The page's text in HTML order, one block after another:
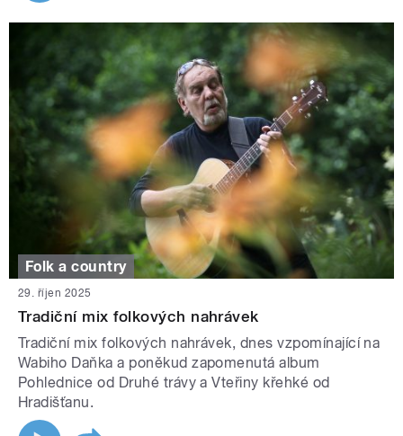
Folk a country
29. říjen 2025
Tradiční mix folkových nahrávek
Tradiční mix folkových nahrávek, dnes vzpomínající na
Wabiho Daňka a poněkud zapomenutá album
Pohlednice od Druhé trávy a Vteřiny křehké od
Hradišťanu.